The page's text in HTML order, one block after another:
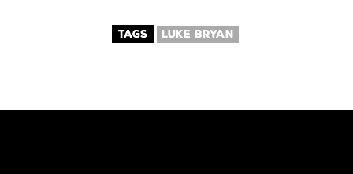
TAGS LUKE BRYAN